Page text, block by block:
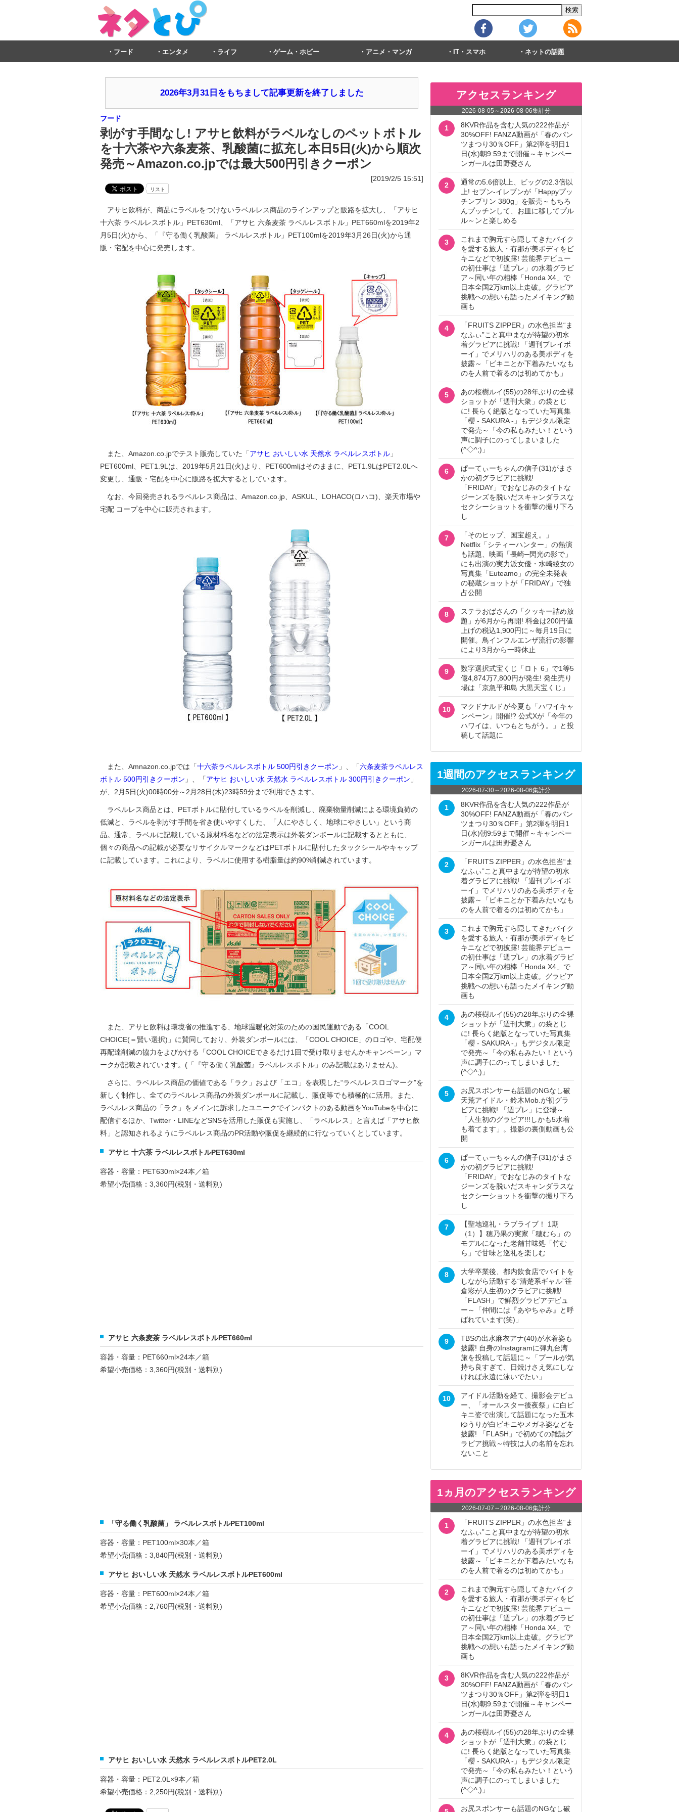
フード エンタメ ライフ ゲーム・ホビー アニメ・マンガ IT・スマホ ネットの話題
2026年3月31日をもちまして記事更新を終了しました
フード
剥がす手間なし! アサヒ飲料がラベルなしのペットボトル
を十六茶や六条麦茶、乳酸菌に拡充し本日5日(火)から順次
発売～Amazon.co.jpでは最大500円引きクーポン
[2019/2/5 15:51]
リスト
アサヒ飲料が、商品にラベルをつけないラベルレス商品のラインアップと販路を拡大し、「アサヒ
十六茶 ラベルレスボトル」PET630ml、「アサヒ 六条麦茶 ラベルレスボトル」PET660mlを2019年2
月5日(火)から、「『守る働く乳酸菌』 ラベルレスボトル」PET100mlを2019年3月26日(火)から通
販・宅配を中心に発売します。
また、Amazon.co.jpでテスト販売していた「アサヒ おいしい水 天然水 ラベルレスボトル 」
PET600ml、PET1.9Lは、2019年5月21日(火)より、PET600mlはそのままに、PET1.9LはPET2.0Lへ
変更し、通販・宅配を中心に販路を拡大するとしています。
なお、今回発売されるラベルレス商品は、Amazon.co.jp、ASKUL、LOHACO(ロハコ)、楽天市場や
宅配 コープを中心に販売されます。
また、Amnazon.co.jpでは「十六茶ラベルレスボトル 500円引きクーポン 」、「六条麦茶ラベルレス
ボトル 500円引きクーポン 」、「アサヒ おいしい水 天然水 ラベルレスボトル 300円引きクーポン 」
が、2月5日(火)00時00分～2月28日(木)23時59分まで利用できます。
ラベルレス商品とは、PETボトルに貼付しているラベルを削減し、廃棄物量削減による環境負荷の
低減と、ラベルを剥がす手間を省き使いやすくした、「人にやさしく、地球にやさしい」という商
品。通常、ラベルに記載している原材料名などの法定表示は外装ダンボールに記載するとともに、
個々の商品への記載が必要なリサイクルマークなどはPETボトルに貼付したタックシールやキャップ
に記載しています。これにより、ラベルに使用する樹脂量は約90%削減されています。
また、アサヒ飲料は環境省の推進する、地球温暖化対策のための国民運動である「COOL
CHOICE(＝賢い選択)」に賛同しており、外装ダンボールには、「COOL CHOICE」のロゴや、宅配便
再配達削減の協力をよびかける「COOL CHOICEできるだけ1回で受け取りませんかキャンペーン」マ
ークが記載されています。(「『守る働く乳酸菌』ラベルレスボトル」のみ記載はありません)。
さらに、ラベルレス商品の価値である「ラク」および「エコ」を表現した“ラベルレスロゴマーク”を
新しく制作し、全てのラベルレス商品の外装ダンボールに記載し、販促等でも積極的に活用。また、
ラベルレス商品の「ラク」をメインに訴求したユニークでインパクトのある動画をYouTubeを中心に
配信するほか、Twitter・LINEなどSNSを活用した販促も実施し、「ラベルレス」と言えば「アサヒ飲
料」と認知されるようにラベルレス商品のPR活動や販促を継続的に行なっていくとしています。
アサヒ 十六茶 ラベルレスボトルPET630ml
容器・容量：PET630ml×24本／箱
希望小売価格：3,360円(税別・送料別)
アサヒ 六条麦茶 ラベルレスボトルPET660ml
容器・容量：PET660ml×24本／箱
希望小売価格：3,360円(税別・送料別)
「守る働く乳酸菌」 ラベルレスボトルPET100ml
容器・容量：PET100ml×30本／箱
希望小売価格：3,840円(税別・送料別)
アサヒ おいしい水 天然水 ラベルレスボトルPET600ml
容器・容量：PET600ml×24本／箱
希望小売価格：2,760円(税別・送料別)
アサヒ おいしい水 天然水 ラベルレスボトルPET2.0L
容器・容量：PET2.0L×9本／箱
希望小売価格：2,250円(税別・送料別)
アクセスランキング
2026-08-05 ～2026-08-06集計分
1
8KVR作品を含む人気の222作品が
30%OFF! FANZA動画が「春のパン
ツまつり30％OFF」第2弾を明日1
日(水)朝9:59まで開催～キャンペー
ンガールは田野憂さん
2
通常の5.6倍以上、ビッグの2.3倍以
上! セブン‐イレブンが「Happyプッ
チンプリン 380g」を販売～もちろ
んプッチンして、お皿に移してプル
ル～ンと楽しめる
3
これまで胸元すら隠してきたバイク
を愛する旅人・有那が美ボディをビ
キニなどで初披露! 芸能界デビュー
の初仕事は「週プレ」の水着グラビ
ア～同い年の相棒「Honda X4」で
日本全国2万km以上走破。グラビア
挑戦への想いも語ったメイキング動
画も
4
「FRUITS ZIPPER」の水色担当“ま
なふぃ”こと真中まなが待望の初水
着グラビアに挑戦! 「週刊プレイボ
ーイ」でメリハリのある美ボディを
披露～「ビキニとか下着みたいなも
のを人前で着るのは初めてかも」
5
あの桜樹ルイ(55)の28年ぶりの全裸
ショットが「週刊大衆」の袋とじ
に! 長らく絶版となっていた写真集
「櫻 - SAKURA -」もデジタル限定
で発売～「今の私もみたい！という
声に調子にのってしまいました
(^◇^;)」
6
ぱーてぃーちゃんの信子(31)がまさ
かの初グラビアに挑戦!
「FRIDAY」でおなじみのタイトな
ジーンズを脱いだスキャンダラスな
セクシーショットを衝撃の撮り下ろ
し
7
「そのヒップ、国宝超え。」
Netflix「シティーハンター」の熱演
も話題、映画「長崎─閃光の影で」
にも出演の実力派女優・水崎綾女の
写真集「Euteamo」の完全未発表
の秘蔵ショットが「FRIDAY」で独
占公開
8
ステラおばさんの「クッキー詰め放
題」が6月から再開! 料金は200円値
上げの税込1,900円に～毎月19日に
開催。鳥インフルエンザ流行の影響
により3月から一時休止
9
数字選択式宝くじ「ロト 6」で1等5
億4,874万7,800円が発生! 発生売り
場は「京急平和島 大黒天宝くじ」
10
マクドナルドが今夏も「ハワイキャ
ンペーン」開催!? 公式Xが「今年の
ハワイは、いつもとちがう。」と投
稿して話題に
1週間のアクセスランキング
2026-07-30～2026-08-06集計分
1
8KVR作品を含む人気の222作品が
30%OFF! FANZA動画が「春のパン
ツまつり30％OFF」第2弾を明日1
日(水)朝9:59まで開催～キャンペー
ンガールは田野憂さん
2
「FRUITS ZIPPER」の水色担当“ま
なふぃ”こと真中まなが待望の初水
着グラビアに挑戦! 「週刊プレイボ
ーイ」でメリハリのある美ボディを
披露～「ビキニとか下着みたいなも
のを人前で着るのは初めてかも」
3
これまで胸元すら隠してきたバイク
を愛する旅人・有那が美ボディをビ
キニなどで初披露! 芸能界デビュー
の初仕事は「週プレ」の水着グラビ
ア～同い年の相棒「Honda X4」で
日本全国2万km以上走破。グラビア
挑戦への想いも語ったメイキング動
画も
4
あの桜樹ルイ(55)の28年ぶりの全裸
ショットが「週刊大衆」の袋とじ
に! 長らく絶版となっていた写真集
「櫻 - SAKURA -」もデジタル限定
で発売～「今の私もみたい！という
声に調子にのってしまいました
(^◇^;)」
5
お尻スポンサーも話題のNGなし破
天荒アイドル・鈴木Mob.が初グラ
ビアに挑戦! 「週プレ」に登場～
「人生初のグラビア!!!しかも5水着
も着てます」。撮影の裏側動画も公
開
6
ぱーてぃーちゃんの信子(31)がまさ
かの初グラビアに挑戦!
「FRIDAY」でおなじみのタイトな
ジーンズを脱いだスキャンダラスな
セクシーショットを衝撃の撮り下ろ
し
7
【聖地巡礼・ラブライブ！ 1期
（1）】穂乃果の実家「穂むら」の
モデルになった老舗甘味処「竹む
ら」で甘味と巡礼を楽しむ
8
大学卒業後、都内飲食店でバイトを
しながら活動する“清楚系ギャル”笹
倉彩が人生初のグラビアに挑戦!
「FLASH」で鮮烈グラビアデビュ
ー～「仲間には『あやちゃみ』と呼
ばれています(笑)」
9
TBSの出水麻衣アナ(40)が水着姿も
披露! 自身のInstagramに弾丸台湾
旅を投稿して話題に～「プールが気
持ち良すぎて、日焼けさえ気にしな
ければ永遠に泳いでたい」
10
アイドル活動を経て、撮影会デビュ
ー、「オールスター後夜祭」に白ビ
キニ姿で出演して話題になった五木
ゆうりが白ビキニやメガネ姿などを
披露! 「FLASH」で初めての雑誌グ
ラビア挑戦～特技は人の名前を忘れ
ないこと
1ヵ月のアクセスランキング
2026-07-07 ～2026-08-06集計分
1
「FRUITS ZIPPER」の水色担当“ま
なふぃ”こと真中まなが待望の初水
着グラビアに挑戦! 「週刊プレイボ
ーイ」でメリハリのある美ボディを
披露～「ビキニとか下着みたいなも
のを人前で着るのは初めてかも」
2
これまで胸元すら隠してきたバイク
を愛する旅人・有那が美ボディをビ
キニなどで初披露! 芸能界デビュー
の初仕事は「週プレ」の水着グラビ
ア～同い年の相棒「Honda X4」で
日本全国2万km以上走破。グラビア
挑戦への想いも語ったメイキング動
画も
3
8KVR作品を含む人気の222作品が
30%OFF! FANZA動画が「春のパン
ツまつり30％OFF」第2弾を明日1
日(水)朝9:59まで開催～キャンペー
ンガールは田野憂さん
4
あの桜樹ルイ(55)の28年ぶりの全裸
ショットが「週刊大衆」の袋とじ
に! 長らく絶版となっていた写真集
「櫻 - SAKURA -」もデジタル限定
で発売～「今の私もみたい！という
声に調子にのってしまいました
(^◇^;)」
お尻スポンサーも話題のNGなし破